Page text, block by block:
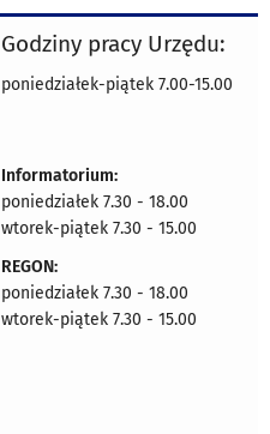
Godziny pracy Urzędu:
poniedziałek-piątek 7.00-15.00
Informatorium:
poniedziałek 7.30 - 18.00
wtorek-piątek 7.30 - 15.00
REGON:
poniedziałek 7.30 - 18.00
wtorek-piątek 7.30 - 15.00